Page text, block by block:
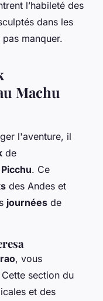
l’habileté des
dans les
manquer.
Machu
l'aventure, il
de
. Ce
des Andes et
journées de
, vous
Cette section du
et des